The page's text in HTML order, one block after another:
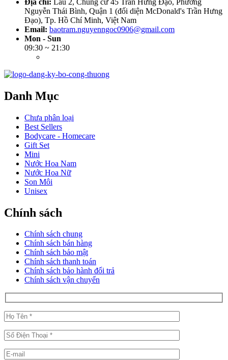
Nguyễn Thái Bình, Quận 1 (đối diện McDonald's Trần Hưng
Đạo), Tp. Hồ Chí Minh, Việt Nam
Email: baotram.nguyenngoc0906@gmail.com
Mon - Sun
09:30 ~ 21:30
Danh Mục
Chưa phân loại
Best Sellers
Bodycare - Homecare
Gift Set
Mini
Nước Hoa Nam
Nước Hoa Nữ
Son Môi
Unisex
Chính sách
Chính sách chung
Chính sách bán hàng
Chính sách bảo mật
Chính sách thanh toán
Chính sách bảo hành đổi trả
Chính sách vận chuyển